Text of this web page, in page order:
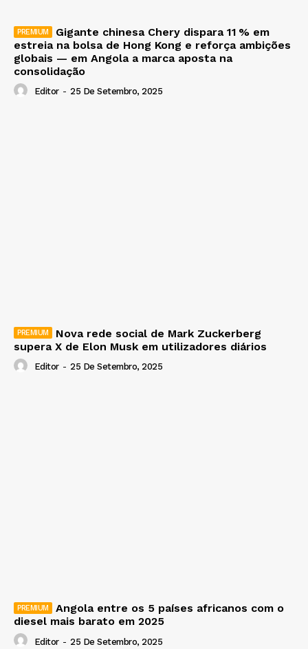
Gigante chinesa Chery dispara 11 % em
estreia na bolsa de Hong Kong e reforça ambições
globais — em Angola a marca aposta na
consolidação
Editor - 25 De Setembro, 2025
Nova rede social de Mark Zuckerberg
supera X de Elon Musk em utilizadores diários
Editor - 25 De Setembro, 2025
Angola entre os 5 países africanos com o
diesel mais barato em 2025
Editor - 25 De Setembro, 2025